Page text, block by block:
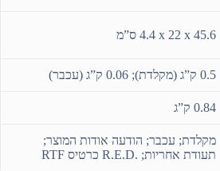
‎45.6 ‏x ‏22 x ‏4.4 ס”מ
0.5 ק”ג (מקלדת); 0.06 ק”ג (עכבר)
0.84 ק”ג
מקלדת; עכבר; הודעה אודות המוצר;
תעודת אחריות; R.E.D.‎ כרטיס RTF‏